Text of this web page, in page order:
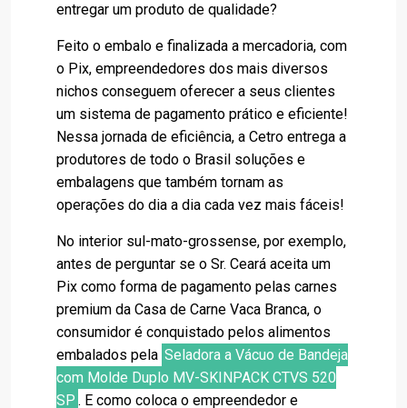
entregar um produto de qualidade?
Feito o embalo e finalizada a mercadoria, com
o Pix, empreendedores dos mais diversos
nichos conseguem oferecer a seus clientes
um sistema de pagamento prático e eficiente!
Nessa jornada de eficiência, a Cetro entrega a
produtores de todo o Brasil soluções e
embalagens que também tornam as
operações do dia a dia cada vez mais fáceis!
No interior sul-mato-grossense, por exemplo,
antes de perguntar se o Sr. Ceará aceita um
Pix como forma de pagamento pelas carnes
premium da Casa de Carne Vaca Branca, o
consumidor é conquistado pelos alimentos
embalados pela Seladora a Vácuo de Bandeja
com Molde Duplo MV-SKINPACK CTVS 520
SP . E como coloca o empreendedor e